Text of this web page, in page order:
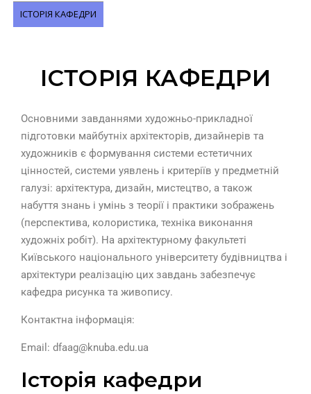
ІСТОРІЯ КАФЕДРИ
ІСТОРІЯ КАФЕДРИ
Основними завданнями художньо-прикладної
підготовки майбутніх архітекторів, дизайнерів та
художників є формування системи естетичних
цінностей, системи уявлень і критеріїв у предметній
галузі: архітектура, дизайн, мистецтво, а також
набуття знань і умінь з теорії і практики зображень
(перспектива, колористика, техніка виконання
художніх робіт). На архітектурному факультеті
Київського національного університету будівництва і
архітектури реалізацію цих завдань забезпечує
кафедра рисунка та живопису.
Контактна інформація:
Email: dfaag@knuba.edu.ua
Історія кафедри